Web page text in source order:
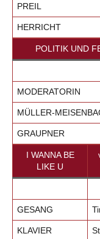
PREIL
HERRICHT
POLITIK UND
MODERATORIN
MÜLLER-
GRAUPNER
I WANNA BE
LIKE U
GESANG
KLAVIER